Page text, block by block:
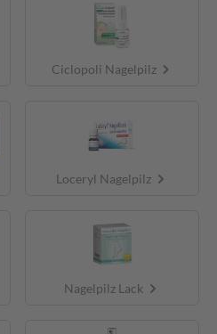
Ciclopoli Nagelpilz
Loceryl Nagelpilz
Nagelpilz Lack